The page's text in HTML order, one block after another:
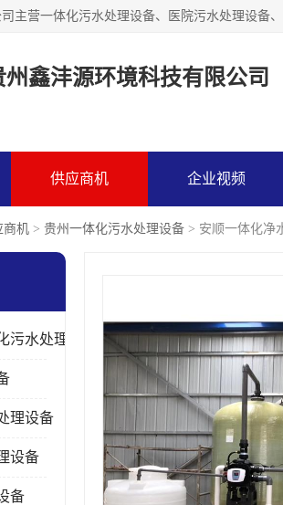
州鑫沣源环境科技有限公司
供应商机 企业视频
商机 > 贵州一体化污水处理设备 > 安顺一体化净
污水处理设备
理设备
设备
备